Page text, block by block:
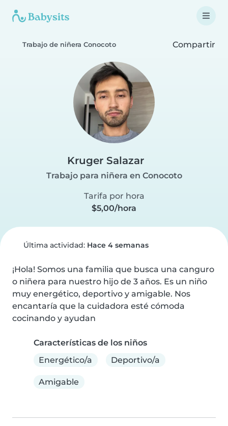
Trabajo de niñera Conocoto Compartir
Kruger Salazar
Trabajo para niñera en Conocoto
Tarifa por hora
$5,00/hora
Última actividad: Hace 4 semanas
¡Hola! Somos una familia que busca una canguro
o niñera para nuestro hijo de 3 años. Es un niño
muy energético, deportivo y amigable. Nos
encantaría que la cuidadora esté cómoda
cocinando y ayudan
Características de los niños
Energético/a
Deportivo/a
Amigable